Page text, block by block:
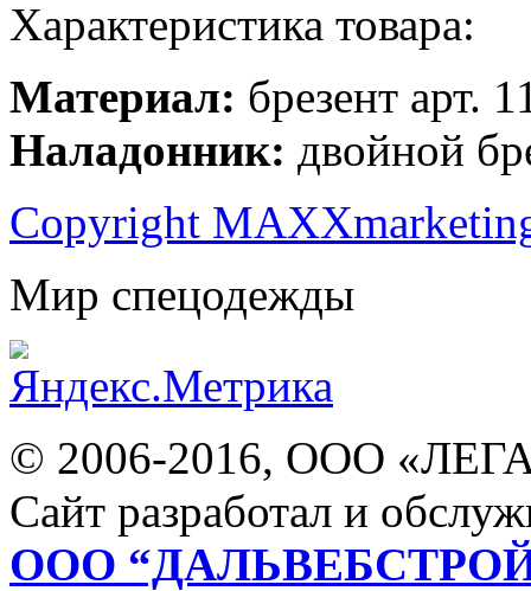
Характеристика товара:
Материал: брезент арт.
Наладонник: двойной
Copyright
Мир спецодежды
© 2006-2016, ООО
Сайт разработал и
ООО